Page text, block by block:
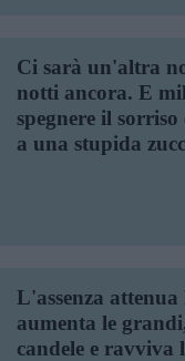
Ci sarà un'altra
notti ancora. E
spegnere il
a una stupida
L'assenza
aumenta le
candele e ravviva